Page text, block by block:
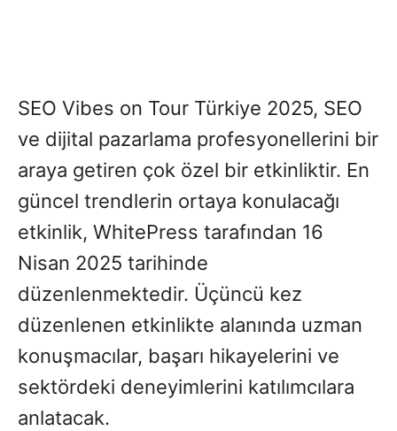
SEO Vibes on Tour Türkiye 2025, SEO
ve dijital pazarlama profesyonellerini bir
araya getiren çok özel bir etkinliktir. En
güncel trendlerin ortaya konulacağı
etkinlik, WhitePress tarafından 16
Nisan 2025 tarihinde
düzenlenmektedir. Üçüncü kez
düzenlenen etkinlikte alanında uzman
konuşmacılar, başarı hikayelerini ve
sektördeki deneyimlerini katılımcılara
anlatacak.